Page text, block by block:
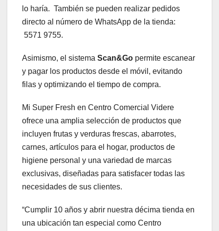
lo haría. También se pueden realizar pedidos
directo al número de WhatsApp de la tienda:
‪ 5571 9755.
Asimismo, el sistema Scan&Go permite escanear
y pagar los productos desde el móvil, evitando
filas y optimizando el tiempo de compra.
Mi Super Fresh en Centro Comercial Videre
ofrece una amplia selección de productos que
incluyen frutas y verduras frescas, abarrotes,
carnes, artículos para el hogar, productos de
higiene personal y una variedad de marcas
exclusivas, diseñadas para satisfacer todas las
necesidades de sus clientes.
“Cumplir 10 años y abrir nuestra décima tienda en
una ubicación tan especial como Centro